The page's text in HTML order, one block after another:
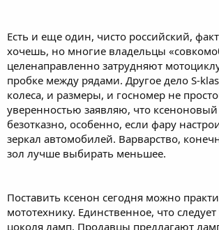
Есть и еще один, чисто российский,
хочешь, но многие владельцы
целенаправленно затрудняют
пробке между рядами. Другое дело S-
колеса, и размеры, и госномер не
уверенностью заявляю, что ксеноновый
безотказно, особенно, если фару
зеркал автомобилей. Варварство,
зол лучше выбирать меньшее.
Поставить ксенон сегодня можно
мототехнику. Единственное, что следует
цоколя ламп. Продавцы предлагают